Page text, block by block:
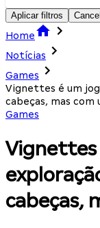
Aplicar filtros
Home
Notícias
Games
Vignettes é um
cabeças, mas com
Games
Vignettes
cabeças,